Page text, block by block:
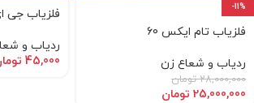
-11%
فلزیاب تام ایکس 60
ردیاب و شعاع زن
28,000,000 تومان
25,000,000 تومان
فلزیاب جی ای
ردیاب و
45,000